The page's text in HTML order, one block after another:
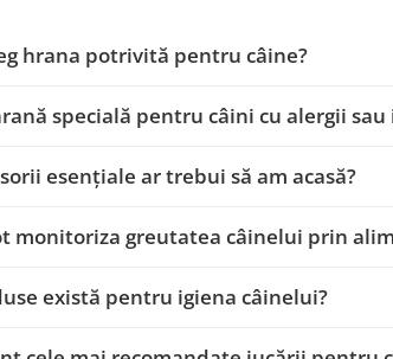
hrana potrivită pentru câine?
specială pentru câini cu alergii
esențiale ar trebui să am acasă?
monitoriza greutatea câinelui prin
există pentru igiena câinelui?